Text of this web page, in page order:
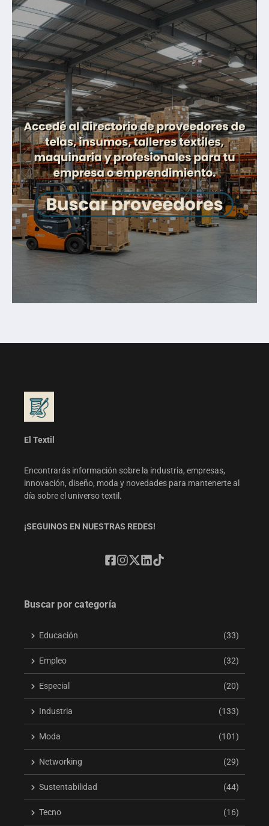
El Textil
Encontrarás información sobre la industria, empresas,
innovación, diseño, moda y novedades para mantenerte al
día sobre el universo textil.
¡SEGUINOS EN NUESTRAS REDES!
Buscar por categoría
Educación (33)
Empleo (32)
Especial (20)
Industria (133)
Moda (101)
Networking (29)
Sustentabilidad (44)
Tecno (16)